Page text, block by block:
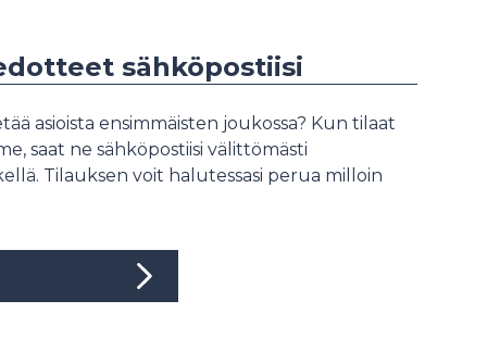
sähköpostiisi
asioista ensimmäisten joukossa? Kun tilaat
saat ne sähköpostiisi välittömästi
Tilauksen voit halutessasi perua milloin